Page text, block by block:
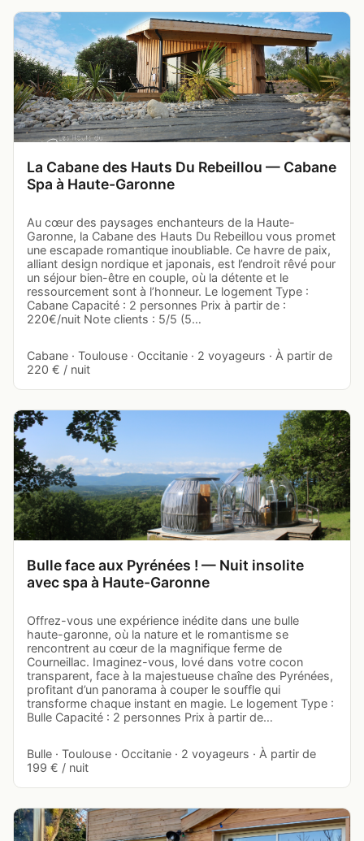
La Cabane des Hauts Du Rebeillou — Cabane
Spa à Haute-Garonne
Au cœur des paysages enchanteurs de la Haute-
Garonne, la Cabane des Hauts Du Rebeillou vous promet
une escapade romantique inoubliable. Ce havre de paix,
alliant design nordique et japonais, est l’endroit rêvé pour
un séjour bien-être en couple, où la détente et le
ressourcement sont à l’honneur. Le logement Type :
Cabane Capacité : 2 personnes Prix à partir de :
220€/nuit Note clients : 5/5 (5…
Cabane · Toulouse · Occitanie · 2 voyageurs · À partir de
220 € / nuit
Bulle face aux Pyrénées ! — Nuit insolite
avec spa à Haute-Garonne
Offrez-vous une expérience inédite dans une bulle
haute-garonne, où la nature et le romantisme se
rencontrent au cœur de la magnifique ferme de
Courneillac. Imaginez-vous, lové dans votre cocon
transparent, face à la majestueuse chaîne des Pyrénées,
profitant d’un panorama à couper le souffle qui
transforme chaque instant en magie. Le logement Type :
Bulle Capacité : 2 personnes Prix à partir de…
Bulle · Toulouse · Occitanie · 2 voyageurs · À partir de
199 € / nuit